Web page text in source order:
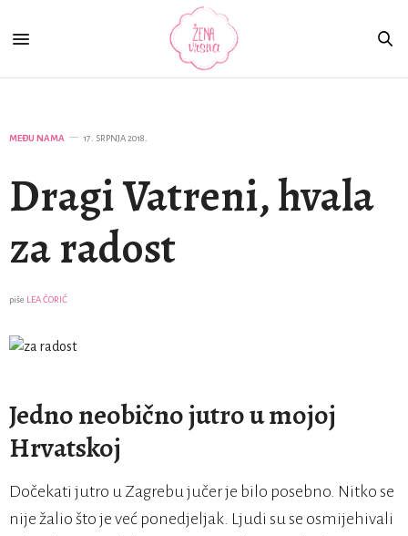
MEĐU NAMA 17. SRPNJA 2018.
Dragi Vatreni, hvala
za radost
piše LEA ČORIĆ
Jedno neobično jutro u mojoj
Hrvatskoj
Dočekati jutro u Zagrebu jučer je bilo posebno. Nitko se
nije žalio što je već ponedjeljak. Ljudi su se osmijehivali